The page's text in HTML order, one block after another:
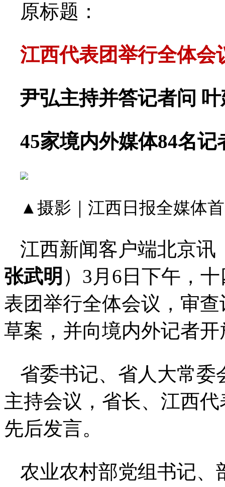
原标题：
江西代表团举行全体会
尹弘主持并答记者问
45家境内外媒体84名记
▲摄影｜江西日报全媒体
江西新闻客户端北京讯
张武明 ）3月6日下午，
表团举行全体会议，审
草案，并向境内外记者
省委书记、省人大常委
主持会议，省长、江西
先后发言。
农业农村部党组书记、